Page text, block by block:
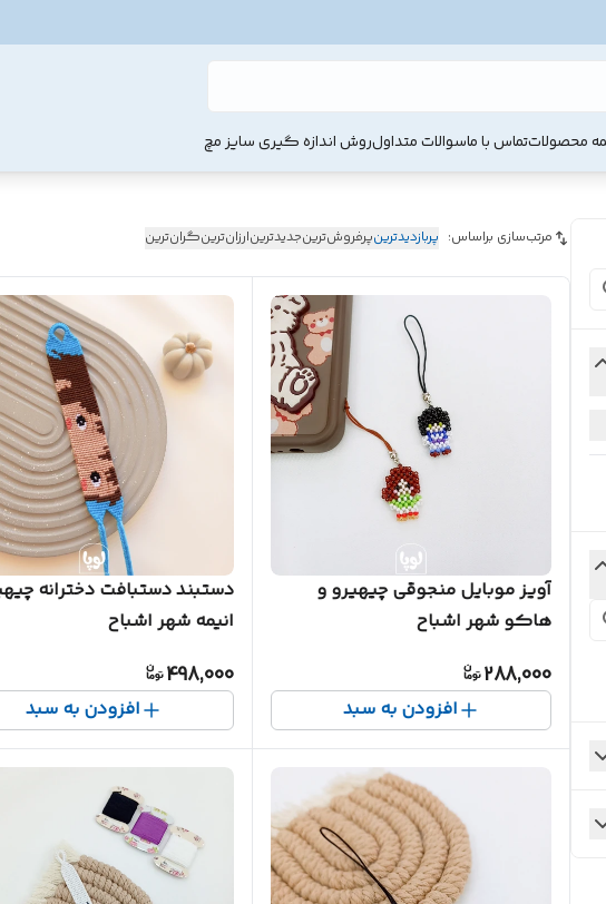
محصولاتتماس با ماسوالات متداولروش اندازه گیری سایز مچ
مرتب‌سازی براساس: پربازدیدترینپرفروش‌ترینجدیدترینارزان‌ترینگران‌ترین
آویز موبایل منجوقی چیهیرو و
هاکو شهر اشباح
288,000
افزودن به سبد
دستبند دستبافت دخترانه
انیمه شهر اشباح
498,000
افزودن به سبد